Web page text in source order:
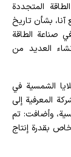
المتجددة
آنا، بشأن تاريخ
صناعة الطاقة
العديد من
الشمسية في
المديرة للشركة المعرفية إلى
وأضافت: تم
بقدرة إنتاج